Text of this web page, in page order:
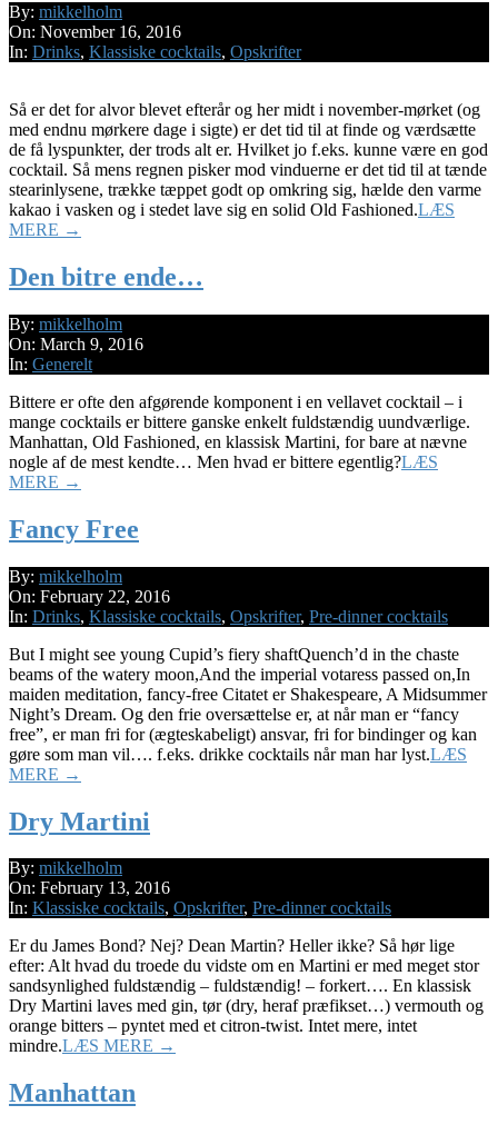
2016-
11-
16
By: mikkelholm
On: November 16, 2016
In: Drinks, Klassiske cocktails, Opskrifter
Så er det for alvor blevet efterår og her midt i november-mørket (og
med endnu mørkere dage i sigte) er det tid til at finde og værdsætte
de få lyspunkter, der trods alt er. Hvilket jo f.eks. kunne være en god
cocktail. Så mens regnen pisker mod vinduerne er det tid til at tænde
stearinlysene, trække tæppet godt op omkring sig, hælde den varme
kakao i vasken og i stedet lave sig en solid Old Fashioned.LÆS
MERE →
Den bitre ende…
2016-
03-
09
By: mikkelholm
On: March 9, 2016
In: Generelt
Bittere er ofte den afgørende komponent i en vellavet cocktail – i
mange cocktails er bittere ganske enkelt fuldstændig uundværlige.
Manhattan, Old Fashioned, en klassisk Martini, for bare at nævne
nogle af de mest kendte… Men hvad er bittere egentlig?LÆS
MERE →
Fancy Free
2016-
02-
22
By: mikkelholm
On: February 22, 2016
In: Drinks, Klassiske cocktails, Opskrifter, Pre-dinner cocktails
But I might see young Cupid’s fiery shaftQuench’d in the chaste
beams of the watery moon,And the imperial votaress passed on,In
maiden meditation, fancy-free Citatet er Shakespeare, A Midsummer
Night’s Dream. Og den frie oversættelse er, at når man er “fancy
free”, er man fri for (ægteskabeligt) ansvar, fri for bindinger og kan
gøre som man vil…. f.eks. drikke cocktails når man har lyst.LÆS
MERE →
Dry Martini
2016-
02-
13
By: mikkelholm
On: February 13, 2016
In: Klassiske cocktails, Opskrifter, Pre-dinner cocktails
Er du James Bond? Nej? Dean Martin? Heller ikke? Så hør lige
efter: Alt hvad du troede du vidste om en Martini er med meget stor
sandsynlighed fuldstændig – fuldstændig! – forkert…. En klassisk
Dry Martini laves med gin, tør (dry, heraf præfikset…) vermouth og
orange bitters – pyntet med et citron-twist. Intet mere, intet
mindre.LÆS MERE →
Manhattan